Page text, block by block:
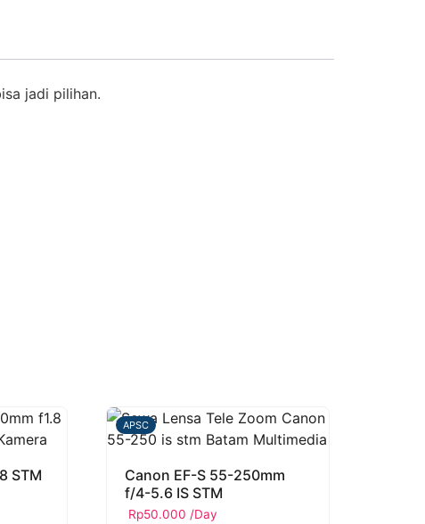
jadi pilihan.
STM
APSC
Canon EF-S 55-250mm
f/4-5.6 IS STM
Rp50.000 /Day